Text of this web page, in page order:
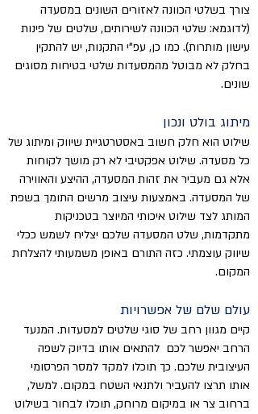
צורך בשלטי הכוונה לאזורים השונים במסעדה
(לדוגמא: שלטי הכוונה לשירותים, שלטים של פינות
עישון מותרות). כמו כן, עפ"י התקנות, יש להתקין
בחלק לא מבוטל מהמסעדות שלטי בטיחות מסוגים
שונים.
מיתוג בולט ונכון
שילוט הוא חלק חשוב באסטרטגיית שיווק ומיתוג של
כל מסעדה. שילוט אפקטיבי לא רק מושך לקוחות
אלא גם מעביר את זהות המסעדה, ההיצע והאווירה
של המסעדה. באמצעות עיצוב מרשים התומך בשפת
המותג לצד שילוט איכותי המיוצר בטכניקות
מתקדמות, שלט המסעדה שלכם יצליח לשמש ככלי
שיווק עוצמתי. כזה התורם באופן משמעותי להצלחת
המקום.
עולם שלם של אפשרויות
קיים מגוון רחב של סוגי שלטים למסעדות. המנעד
הרחב יאפשר לכם להתאים אותו בדיוק לשפה
העיצובית שלכם. כך תוכלו למקד למסר הפרסומי
אותו תרצו להעביר ולתנאי השטח במקום. למשל,
ברחוב צר או במיקום מרוחק, תוכלו לבחור בשילוט